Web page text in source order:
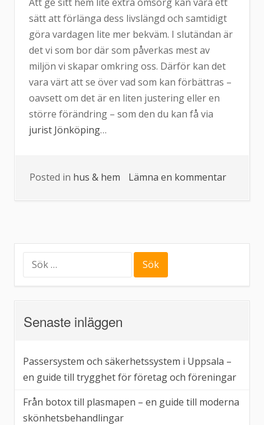
sätt att förlänga dess livslängd och samtidigt
göra vardagen lite mer bekväm. I slutändan är
det vi som bor där som påverkas mest av
miljön vi skapar omkring oss. Därför kan det
vara värt att se över vad som kan förbättras –
oavsett om det är en liten justering eller en
större förändring – som den du kan få via
jurist Jönköping…
Posted in hus & hem Lämna en kommentar
som
dig
vid
efter:
Senaste inläggen
Passersystem och säkerhetssystem i Uppsala –
en guide till trygghet för företag och föreningar
Från botox till plasmapen – en guide till moderna
skönhetsbehandlingar